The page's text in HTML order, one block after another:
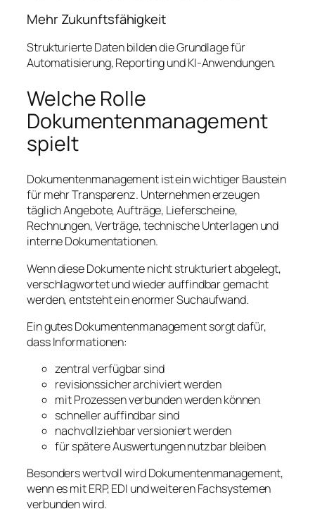
Mehr Zukunftsfähigkeit
Strukturierte Daten bilden die Grundlage für
Automatisierung, Reporting und KI-Anwendungen.
Welche Rolle
Dokumentenmanagement
spielt
Dokumentenmanagement ist ein wichtiger Baustein
für mehr Transparenz. Unternehmen erzeugen
täglich Angebote, Aufträge, Lieferscheine,
Rechnungen, Verträge, technische Unterlagen und
interne Dokumentationen.
Wenn diese Dokumente nicht strukturiert abgelegt,
verschlagwortet und wieder auffindbar gemacht
werden, entsteht ein enormer Suchaufwand.
Ein gutes Dokumentenmanagement sorgt dafür,
dass Informationen:
zentral verfügbar sind
revisionssicher archiviert werden
mit Prozessen verbunden werden können
schneller auffindbar sind
nachvollziehbar versioniert werden
für spätere Auswertungen nutzbar bleiben
Besonders wertvoll wird Dokumentenmanagement,
wenn es mit ERP, EDI und weiteren Fachsystemen
verbunden wird.